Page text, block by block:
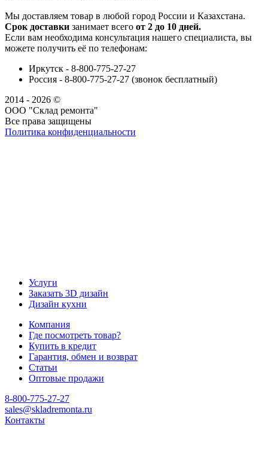
Мы доставляем товар в любой город России и Казахстана.
Срок доставки занимает всего от 2 до 10 дней.
Если вам необходима консультация нашего специалиста, вы
можете получить её по телефонам:
Иркутск - 8-800-775-27-27
Россия - 8-800-775-27-27 (звонок бесплатный)
2014 - 2026 ©
ООО "Склад ремонта"
Все права защищены
Политика конфиденциальности
Услуги
Заказать 3D дизайн
Дизайн кухни
Компания
Где посмотреть товар?
Купить в кредит
Гарантия, обмен и возврат
Статьи
Оптовые продажи
8-800-775-27-27
sales@skladremonta.ru
Контакты